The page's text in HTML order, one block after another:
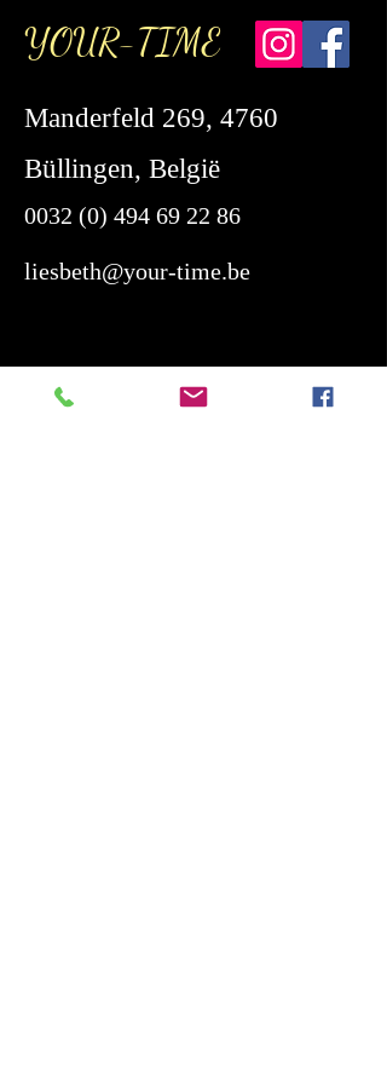
YOUR-TIME
0032 (0) 494 69 22 86
liesbeth@your-time.be
Telefonisch bereikbaar
Manderfeld 269, 4760
Büllingen, België